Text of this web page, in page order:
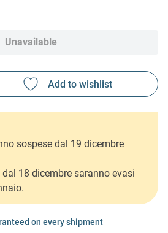
Unavailable
sospese dal 19 dicembre
18 dicembre saranno evasi
on every shipment